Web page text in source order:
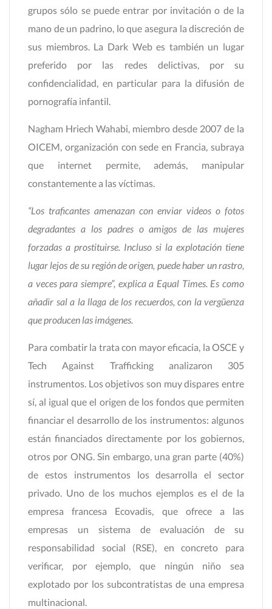
grupos sólo se puede entrar por invitación o de la
mano de un padrino, lo que asegura la discreción de
sus miembros. La Dark Web es también un lugar
preferido por las redes delictivas, por su
confidencialidad, en particular para la difusión de
pornografía infantil.
Nagham Hriech Wahabi, miembro desde 2007 de la
OICEM, organización con sede en Francia, subraya
que internet permite, además, manipular
constantemente a las víctimas.
“Los traficantes amenazan con enviar videos o fotos
degradantes a los padres o amigos de las mujeres
forzadas a prostituirse. Incluso si la explotación tiene
lugar lejos de su región de origen, puede haber un rastro,
a veces para siempre”, explica a Equal Times. Es como
añadir sal a la llaga de los recuerdos, con la vergüenza
que producen las imágenes.
Para combatir la trata con mayor eficacia, la OSCE y
Tech Against Trafficking analizaron 305
instrumentos. Los objetivos son muy dispares entre
sí, al igual que el origen de los fondos que permiten
financiar el desarrollo de los instrumentos: algunos
están financiados directamente por los gobiernos,
otros por ONG. Sin embargo, una gran parte (40%)
de estos instrumentos los desarrolla el sector
privado. Uno de los muchos ejemplos es el de la
empresa francesa Ecovadis, que ofrece a las
empresas un sistema de evaluación de su
responsabilidad social (RSE), en concreto para
verificar, por ejemplo, que ningún niño sea
explotado por los subcontratistas de una empresa
multinacional.